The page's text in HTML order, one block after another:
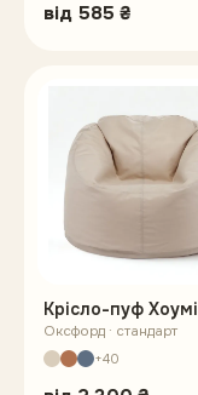
від585 ₴
Крісло-пуф Хоумі
Оксфорд · стандарт
+40